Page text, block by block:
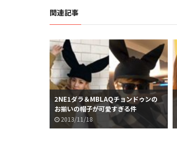
関連記事
2NE1ダラ＆MBLAQチョンドゥンの
お揃いの帽子が可愛すぎる件
2013/11/18